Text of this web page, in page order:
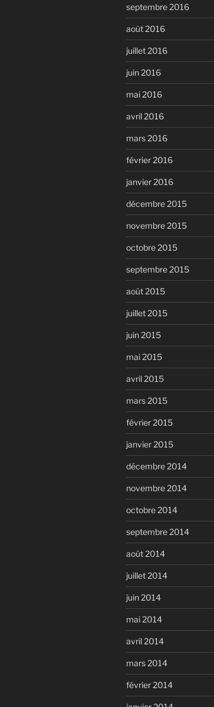
septembre 2016
août 2016
juillet 2016
juin 2016
mai 2016
avril 2016
mars 2016
février 2016
janvier 2016
décembre 2015
novembre 2015
octobre 2015
septembre 2015
août 2015
juillet 2015
juin 2015
mai 2015
avril 2015
mars 2015
février 2015
janvier 2015
décembre 2014
novembre 2014
octobre 2014
septembre 2014
août 2014
juillet 2014
juin 2014
mai 2014
avril 2014
mars 2014
février 2014